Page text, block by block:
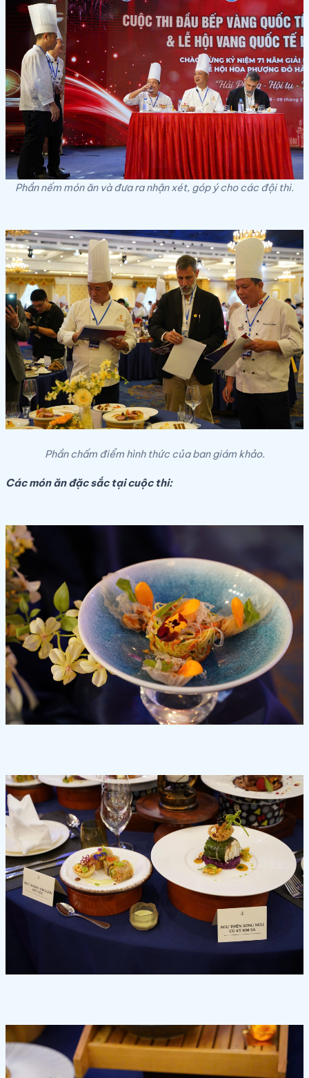
Phần nếm món ăn và đưa ra nhận xét, góp ý cho các đội thi.
Phần chấm điểm hình thức của ban giám khảo.
Các món ăn đặc sắc tại cuộc thi: